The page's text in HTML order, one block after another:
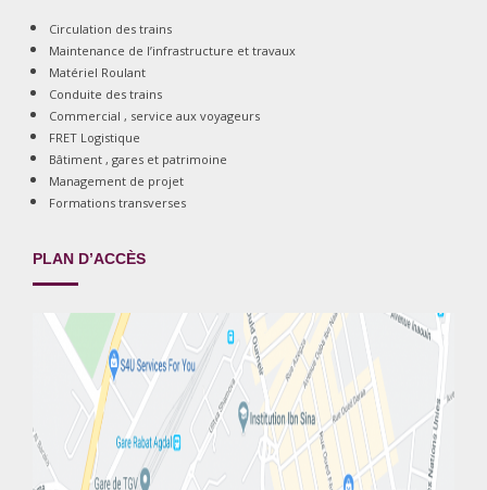
Circulation des trains
Maintenance de l’infrastructure et travaux
Matériel Roulant
Conduite des trains
Commercial , service aux voyageurs
FRET Logistique
Bâtiment , gares et patrimoine
Management de projet
Formations transverses
PLAN D’ACCÈS